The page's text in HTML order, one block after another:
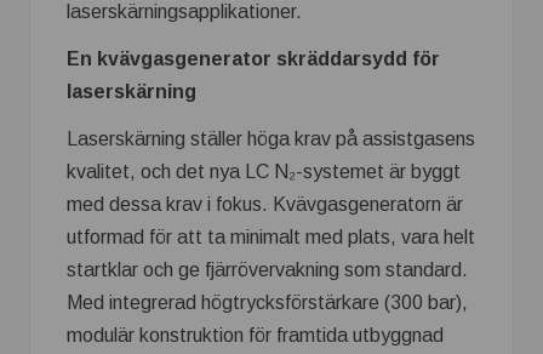
laserskärningsapplikationer.
En kvävgasgenerator skräddarsydd för
laserskärning
Laserskärning ställer höga krav på assist­gasens
kvalitet, och det nya LC N₂-systemet är byggt
med dessa krav i fokus. Kvävgasgeneratorn är
utformad för att ta minimalt med plats, vara helt
startklar och ge fjärrövervakning som standard.
Med integrerad högtrycks­förstärkare (300 bar),
modulär konstruktion för framtida utbyggnad